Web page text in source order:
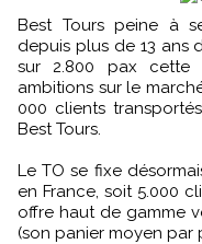
Best Tours peine à se développer en France. Présent
depuis plus de 13 ans
sur 2.800 pax cette
ambitions sur le
000 clients
Best Tours.
Le TO se fixe
en France, soit 5.000
offre haut de gamme
(son panier moyen par